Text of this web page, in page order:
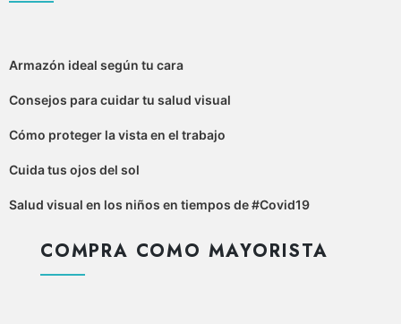
Armazón ideal según tu cara
Consejos para cuidar tu salud visual
Cómo proteger la vista en el trabajo
Cuida tus ojos del sol
Salud visual en los niños en tiempos de #Covid19
COMPRA COMO MAYORISTA